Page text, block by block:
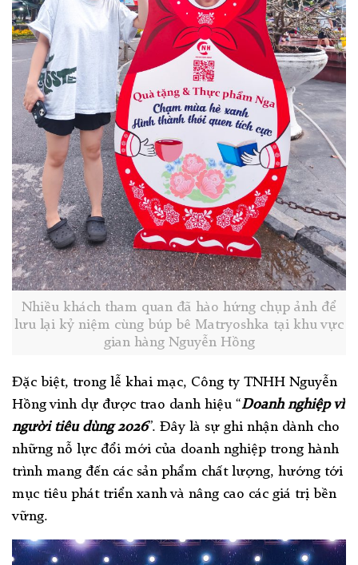
Nhiều khách tham quan đã hào hứng chụp ảnh để
lưu lại kỷ niệm cùng búp bê Matryoshka tại khu vực
gian hàng Nguyễn Hồng
Đặc biệt, trong lễ khai mạc, Công ty TNHH Nguyễn
Hồng vinh dự được trao danh hiệu “Doanh nghiệp vì
người tiêu dùng 2026”. Đây là sự ghi nhận dành cho
những nỗ lực đổi mới của doanh nghiệp trong hành
trình mang đến các sản phẩm chất lượng, hướng tới
mục tiêu phát triển xanh và nâng cao các giá trị bền
vững.